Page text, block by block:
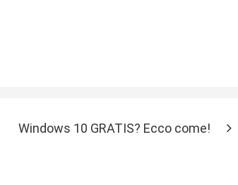
Windows 10 GRATIS? Ecco come!